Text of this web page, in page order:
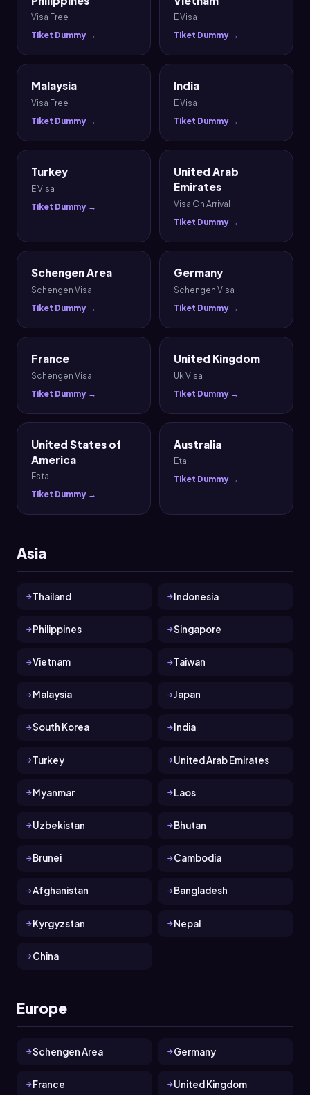
Visa Free
Tiket Dummy →
E Visa
Tiket Dummy →
Malaysia
Visa Free
Tiket Dummy →
India
E Visa
Tiket Dummy →
Turkey
E Visa
Tiket Dummy →
United Arab
Emirates
Visa On Arrival
Tiket Dummy →
Schengen Area
Schengen Visa
Tiket Dummy →
Germany
Schengen Visa
Tiket Dummy →
France
Schengen Visa
Tiket Dummy →
United Kingdom
Uk Visa
Tiket Dummy →
United States of
America
Esta
Tiket Dummy →
Australia
Eta
Tiket Dummy →
Asia
Thailand Indonesia
Philippines Singapore
Vietnam Taiwan
Malaysia Japan
South Korea India
Turkey United Arab Emirates
Myanmar Laos
Uzbekistan Bhutan
Brunei Cambodia
Afghanistan Bangladesh
Kyrgyzstan Nepal
China
Europe
Schengen Area Germany
France United Kingdom